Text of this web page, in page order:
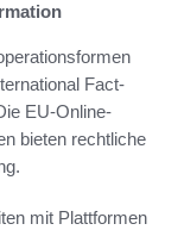
Fact-
EU-Online-
bieten rechtliche
mit Plattformen